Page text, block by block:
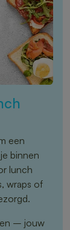
een
binnen
lunch
wraps of
– jouw